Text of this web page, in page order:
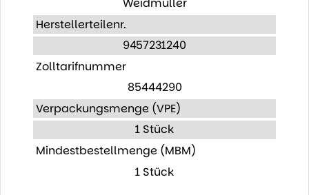
Weidmüller
Herstellerteilenr.
9457231240
Zolltarifnummer
85444290
Verpackungsmenge (VPE)
1 Stück
Mindestbestellmenge (MBM)
1 Stück